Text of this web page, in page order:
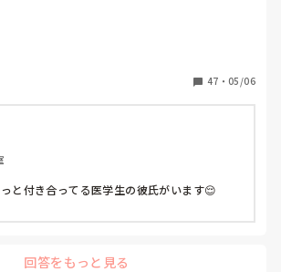
47 ・ 05/06
と付き合ってる医学生の彼氏がいます😌
回答をもっと見る